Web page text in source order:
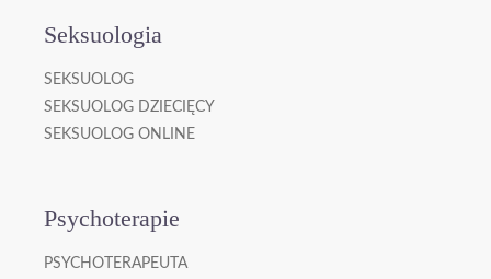
Seksuologia
SEKSUOLOG
SEKSUOLOG DZIECIĘCY
SEKSUOLOG ONLINE
Psychoterapie
PSYCHOTERAPEUTA